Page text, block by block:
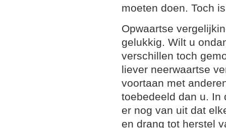
moeten doen. Toch
Opwaartse
gelukkig. Wilt u
verschillen toch
liever neerwaartse
voortaan met
toebedeeld dan u. In
er nog van uit dat
en drang tot herstel